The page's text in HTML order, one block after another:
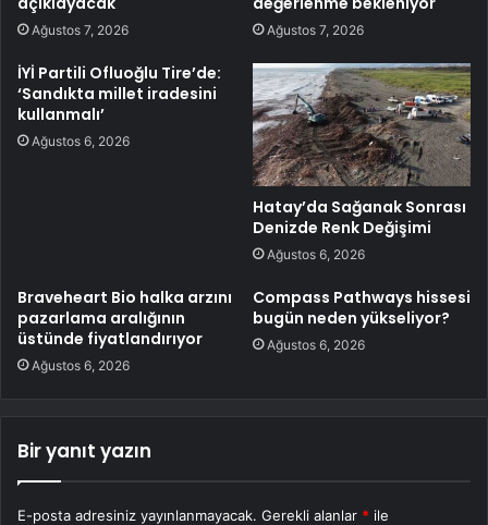
Ağustos 7, 2026 Ağustos 7, 2026
İYİ Partili Ofluoğlu Tire’de:
‘Sandıkta millet iradesini
kullanmalı’
Ağustos 6, 2026
Hatay’da Sağanak Sonrası
Denizde Renk Değişimi
Ağustos 6, 2026
Braveheart Bio halka arzını
pazarlama aralığının
üstünde fiyatlandırıyor
Ağustos 6, 2026
Compass Pathways hissesi
bugün neden yükseliyor?
Ağustos 6, 2026
Bir yanıt yazın
E-posta adresiniz yayınlanmayacak. Gerekli alanlar * ile